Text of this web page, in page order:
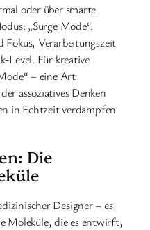
oder über smarte
„Surge Mode“.
Verarbeitungszeit
Level. Für kreative
– eine Art
assoziatives Denken
in Echtzeit verdampfen
Die
Designer – es
Moleküle, die es entwirft,